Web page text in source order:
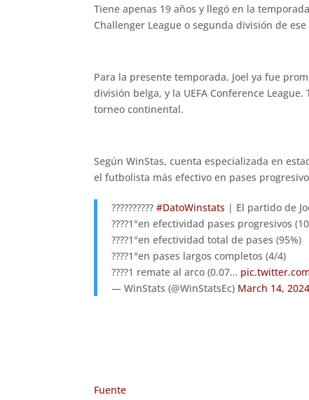
Tiene apenas 19 años y llegó en la
Challenger League o segunda división de
Para la presente temporada, Joel ya fue
división belga, y la UEFA Conference
torneo continental.
Según WinStas, cuenta especializada en
el futbolista más efectivo en pases
??????????#DatoWinstats | El partido de
????1°en efectividad pases progresivos
????1°en efectividad total de pases (95%)
????1°en pases largos completos (4/4)
????1 remate al arco (0.07…
— WinStats (@WinStatsEc) March 14, 2024
Fuente